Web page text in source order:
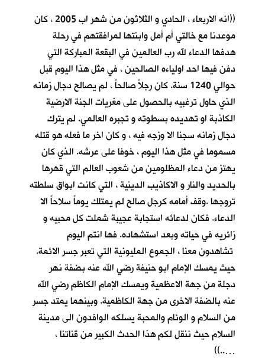
((انه الاربعاء ، الحادي و الثلاثون من شهر اب 2005 ، كان
موعدنا مع خالتي أم أمل وابنتها لمرافقتهم في رحلة
هدفها الدعاء لله رب العالمين في البقعة المباركة التي
دفن فيها احد اولياءه الصالحين ، في مثل هذا اليوم قبل
حوالي 1240 سنة. كان رجلاً صالحاً ، لم يصالح دجال زمانه
الذي حاول ترغبيه بالحصول على مغريات الجنة الارضية
الكاذبة او تهديده بسطوته و تجبره العالمي. لم يترك
دجال زمانه سجنا الا وزجه فيه ، و كان اخر ما فعله هو قتله
مسموما في مثل هذا اليوم ، خوفا على عرشه. الذي كان
يهتز من دعاء المظلومين من شعوب العالم التي قهرها
بالحديد والنار و الاكاذيب الدينية ، التي كانت ابواق سلطته
تروجها .وقف أمامه كرجل صالح لم يمتلك يوماً سلاحاً الا
الدعاء. فكان لدعائه استجابة عجيبة شملت كل محبيه و
زائريه في حياته وبعد استشهاده. فها انتم اليوم
تشاهدون معنا ، الجموع المليونية التي تعبر جسر الائمة.
حيث يمسك الإمام ابو حنيفة رضي الله عنه بضفة نهر
دجلة من جهة الاعظمية ويمسك الإمام الكاظم رضي الله
عنه بالضفة الاخرى من جهة الكاظمية. وبينهما يمتد جسر
من السلام و الوئام والمحبة يسلكه الوافدون الى مدينة
السلام حيث ننقل لكم هذا الحدث الكبير من قناتنا ،
…..))